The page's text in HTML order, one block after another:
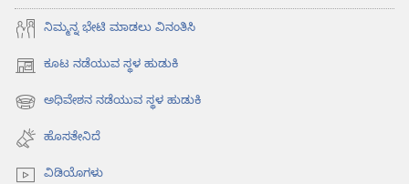
ನಿಮ್ಮನ್ನ ಭೇಟಿ ಮಾಡಲು ವಿನಂತಿಸಿ
ಕೂಟ ನಡೆಯುವ ಸ್ಥಳ ಹುಡುಕಿ
(opens
new
window)
ಅಧಿವೇಶನ ನಡೆಯುವ ಸ್ಥಳ ಹುಡುಕಿ
(opens
new
window)
ಹೊಸತೇನಿದೆ
ವಿಡಿಯೊಗಳು